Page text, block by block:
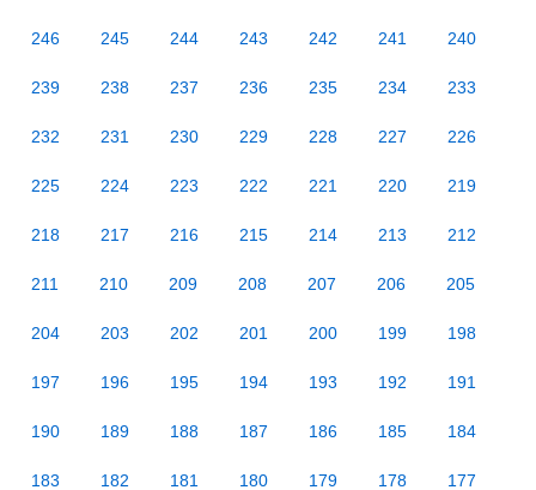
246 245 244 243 242 241 240
239 238 237 236 235 234 233
232 231 230 229 228 227 226
225 224 223 222 221 220 219
218 217 216 215 214 213 212
211 210 209 208 207 206 205
204 203 202 201 200 199 198
197 196 195 194 193 192 191
190 189 188 187 186 185 184
183 182 181 180 179 178 177